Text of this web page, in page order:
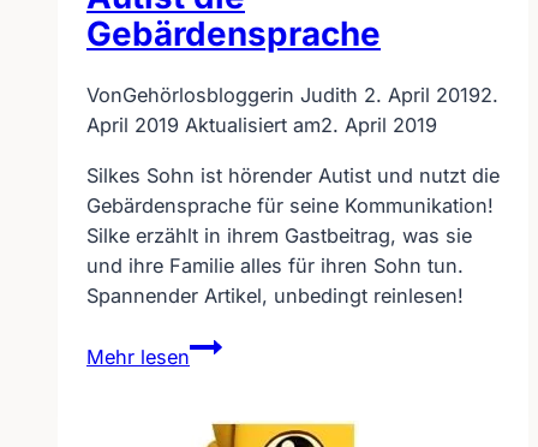
Gebärdensprache
VonGehörlosbloggerin Judith 2. April 20192.
April 2019 Aktualisiert am2. April 2019
Silkes Sohn ist hörender Autist und nutzt die
Gebärdensprache für seine Kommunikation!
Silke erzählt in ihrem Gastbeitrag, was sie
und ihre Familie alles für ihren Sohn tun.
Spannender Artikel, unbedingt reinlesen!
Mehr lesen
Silkes
Sohn
als